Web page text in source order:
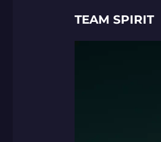
TEAM SPIRIT